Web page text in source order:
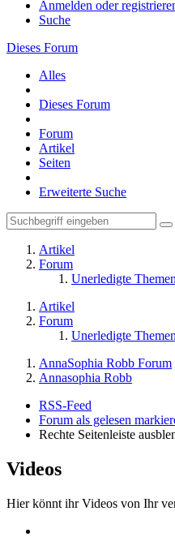
Anmelden oder
Suche
Dieses Forum
Alles
Dieses Forum
Forum
Artikel
Seiten
Erweiterte Suche
Artikel
Forum
Unerledigte Themen
Artikel
Forum
Unerledigte Themen
AnnaSophia Robb Forum
Annasophia Robb
RSS-Feed
Forum als gelesen
Rechte Seitenleiste
Videos
Hier könnt ihr Videos von Ihr